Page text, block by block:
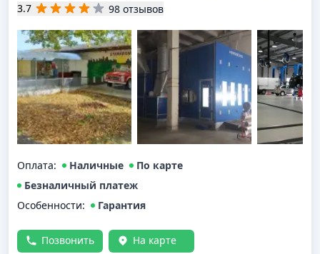
3.7
98 отзывов
Оплата: Наличные
По карте
Безналичный платеж
Особенности:
Гарантия
Позвонить На карте